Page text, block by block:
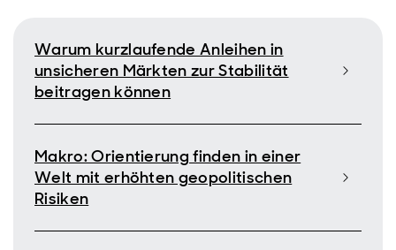
Warum kurzlaufende Anleihen in
unsicheren Märkten zur Stabilität
beitragen können
Makro: Orientierung finden in einer
Welt mit erhöhten geopolitischen
Risiken